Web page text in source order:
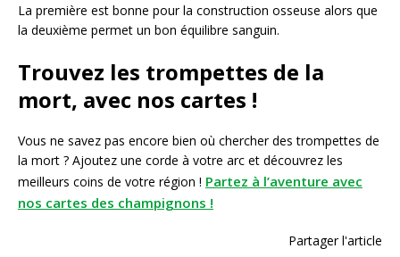
La première est bonne pour la construction osseuse alors que
la deuxième permet un bon équilibre sanguin.
Trouvez les trompettes de la
mort, avec nos cartes !
Vous ne savez pas encore bien où chercher des trompettes de
la mort ? Ajoutez une corde à votre arc et découvrez les
meilleurs coins de votre région ! Partez à l’aventure avec
nos cartes des champignons !
Partager l'article